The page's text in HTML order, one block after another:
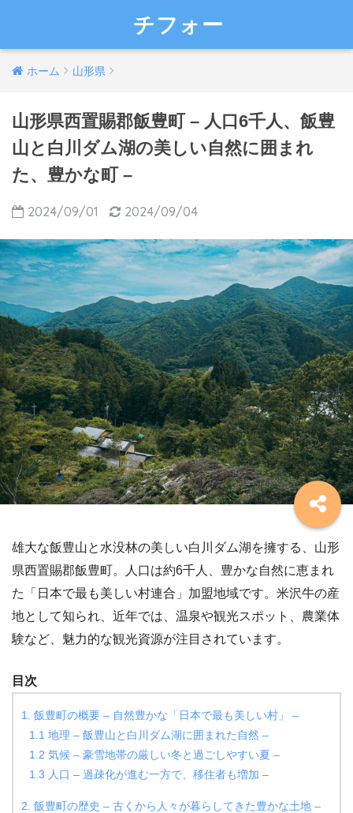
チフォー
ホーム 山形県
山形県西置賜郡飯豊町 – 人口6千人、飯豊
山と白川ダム湖の美しい自然に囲まれ
た、豊かな町 –
2024/09/01 2024/09/04
雄大な飯豊山と水没林の美しい白川ダム湖を擁する、山形
県西置賜郡飯豊町。人口は約6千人、豊かな自然に恵まれ
た「日本で最も美しい村連合」加盟地域です。米沢牛の産
地として知られ、近年では、温泉や観光スポット、農業体
験など、魅力的な観光資源が注目されています。
目次
1. 飯豊町の概要 – 自然豊かな「日本で最も美しい村」 –
1.1 地理 – 飯豊山と白川ダム湖に囲まれた自然 –
1.2 気候 – 豪雪地帯の厳しい冬と過ごしやすい夏 –
1.3 人口 – 過疎化が進む一方で、移住者も増加 –
2. 飯豊町の歴史 – 古くから人々が暮らしてきた豊かな土地 –